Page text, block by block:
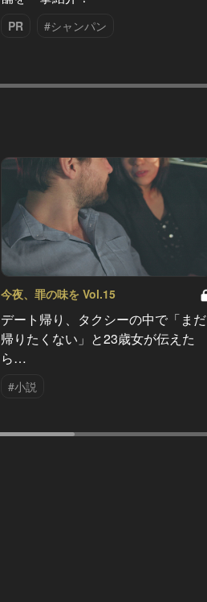
PR #シャンパン
今夜、罪の味を Vol.15
デート帰り、タクシーの中で「まだ
帰りたくない」と23歳女が伝えた
ら…
#小説